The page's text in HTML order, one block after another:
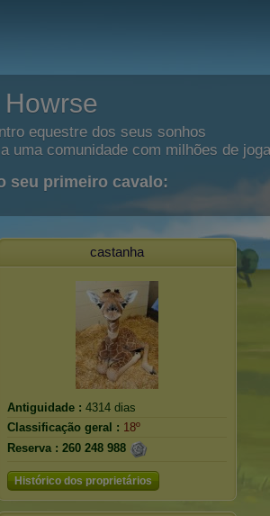
equestre dos seus sonhos
uma comunidade com milhões de
seu primeiro cavalo:
castanha
Antiguidade : 4314 dias
Classificação geral : 18º
Reserva : 260 248 988
Histórico dos proprietários